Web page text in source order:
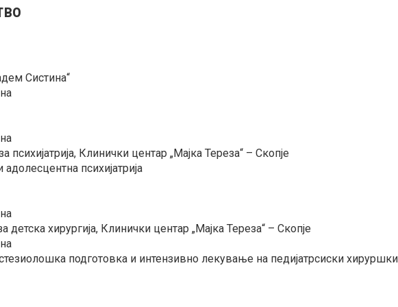
Систина“
психијатрија, Клинички центар „Мајка Тереза“ – Скопје
психијатрија
детска хирургија, Клинички центар „Мајка Тереза“ – Скопје
подготовка и интензивно лекување на педијатрсиски